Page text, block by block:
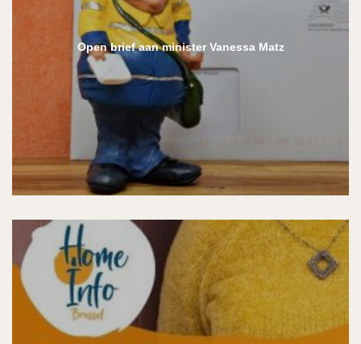
Open brief aan minister Vanessa Matz